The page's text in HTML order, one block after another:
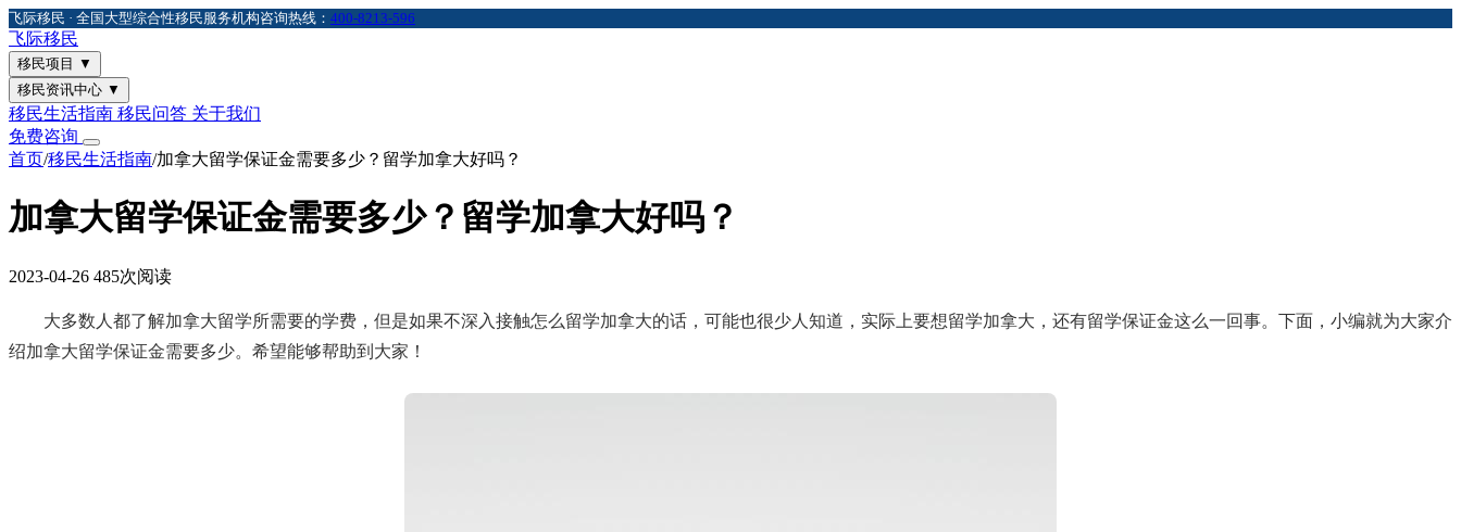
飞际移民 · 全国大型综合性移民服务机构咨询热线： 400-8213-596
飞际移民
移民项目 ▼
移民资讯中心 ▼
移民生活指南 移民问答 关于我们
免费咨询
首页/移民生活指南/加拿大留学保证金需要多少？留学加拿大好吗？
加拿大留学保证金需要多少？留学加拿大好吗？
2023-04-26 485次阅读
大多数人都了解加拿大留学所需要的学费，但是如果不深入接触怎么留学加拿大的话，可能也很少人知道，实际上要想留学加拿大，还有留学保证金这么一回事。下面，小编就为大家介
绍加拿大留学保证金需要多少。希望能够帮助到大家！